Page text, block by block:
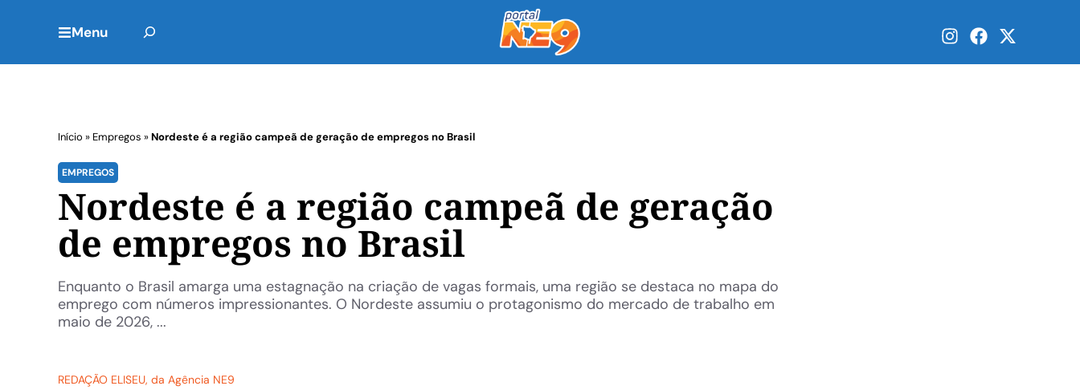
Menu
Início » Empregos »Nordeste é a região campeã de geração de empregos no Brasil
EMPREGOS
Nordeste é a região campeã de geração
de empregos no Brasil
Enquanto o Brasil amarga uma estagnação na criação de vagas formais, uma região se destaca no mapa do
emprego com números impressionantes. O Nordeste assumiu o protagonismo do mercado de trabalho em
maio de 2026, ...
REDAÇÃO ELISEU, da Agência NE9